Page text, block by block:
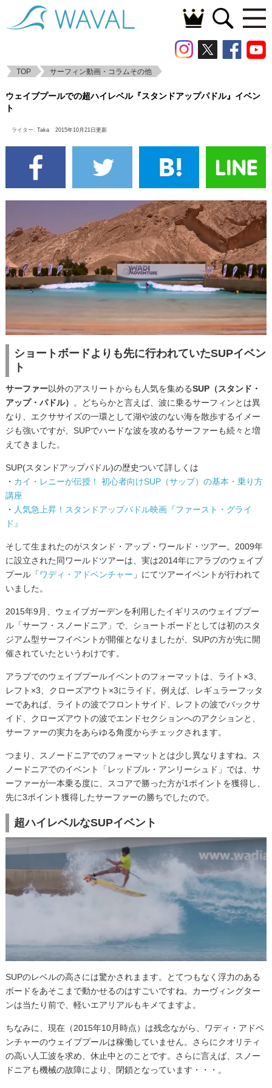
TOP サーフィン動画・コラムその他
ドアップパドル』イベント
ウェイブプールでの超ハイレベル『スタンドアップパドル』イベン
ト
ライター: Taka 2015年10月21日更新
ショートボードよりも先に行われていたSUPイベン
ト
サーファー以外のアスリートからも人気を集めるSUP（スタンド・
アップ・パドル）
。どちらかと言えば、波に乗るサーフィンとは異
なり、エクササイズの一環として湖や波のない海を散歩するイメー
ジも強いですが、SUPでハードな波を攻めるサーファーも続々と増
えてきました。
SUP(スタンドアップパドル)の歴史ついて詳しくは
・ カイ・レニーが伝授！ 初心者向けSUP（サップ）の基本・乗り方
講座
・ 人気急上昇！スタンドアップパドル映画『ファースト・グライ
ド』
そして生まれたのがスタンド・アップ・ワールド・ツアー。2009年
に設立された同ワールドツアーは、実は2014年にアラブのウェイブ
プール「 ワディ・アドベンチャー 」にてツアーイベントが行われて
いました。
2015年9月、ウェイブガーデンを利用したイギリスのウェイブプー
ル「サーフ・スノードニア」で、ショートボードとしては初のスタ
ジアム型サーフイベントが開催となりましたが、SUPの方が先に開
催されていたというわけです。
アラブでのウェイブプールイベントのフォーマットは、ライト×3、
レフト×3、クローズアウト×3にライド。例えば、レギュラーフッタ
ーであれば、ライトの波でフロントサイド、レフトの波でバックサ
イド、クローズアウトの波でエンドセクションへのアクションと、
サーファーの実力をあらゆる角度からチェックされます。
つまり、スノードニアでのフォーマットとは少し異なりますね。ス
ノードニアでのイベント「レッドブル・アンリーシュド」では、サ
ーファーが一本乗る度に、スコアで勝った方が1ポイントを獲得し、
先に3ポイント獲得したサーファーの勝ちでしたので。
超ハイレベルなSUPイベント
SUPのレベルの高さには驚かされまます。とてつもなく浮力のある
ボードをあそこまで動かせるのはすごいですね。カーヴィングター
ンは当たり前で、軽いエアリアルもキメてますよ。
ちなみに、現在（2015年10月時点）は残念ながら、ワディ・アドベ
ンチャーのウェイブプールは稼働していません。さらにクオリティ
の高い人工波を求め、休止中とのことです。さらに言えば、スノー
ドニアも機械の故障により、閉鎖となっています・・・。